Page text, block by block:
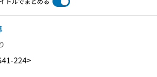
224>